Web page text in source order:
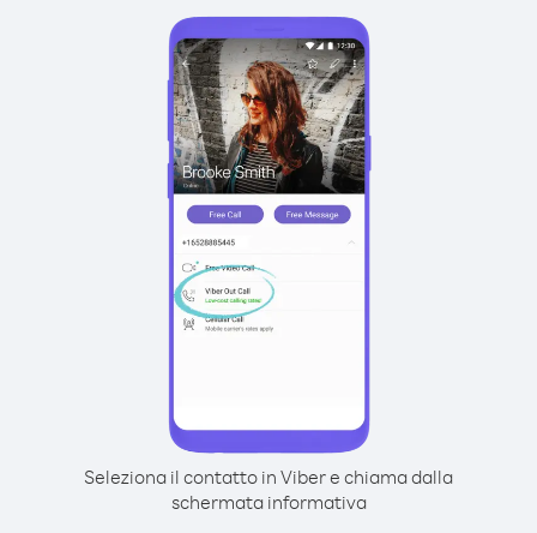
Seleziona il contatto in Viber e chiama dalla
schermata informativa